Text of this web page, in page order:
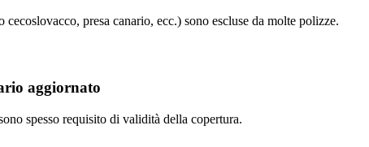
cecoslovacco, presa canario, ecc.) sono escluse da molte polizze.
aggiornato
spesso requisito di validità della copertura.